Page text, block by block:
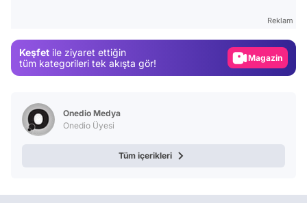
Reklam
Keşfet ile ziyaret ettiğin
tüm kategorileri tek akışta gör!
Magazin
Onedio Medya
Onedio Üyesi
Tüm içerikleri